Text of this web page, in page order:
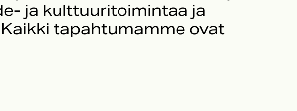
ja kulttuuritoimintaa ja
tapahtumamme ovat